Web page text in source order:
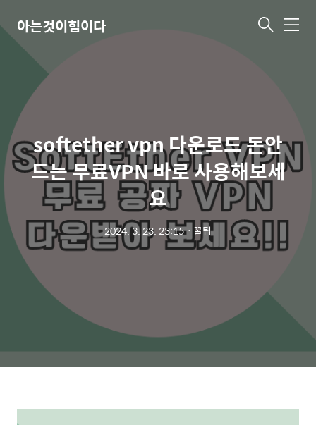
아는것이힘이다 메
softether vpn 다운로드 돈안
드는 무료VPN 바로 사용해보세
요
2024. 3. 23. 23:15ㆍ 꿀팁